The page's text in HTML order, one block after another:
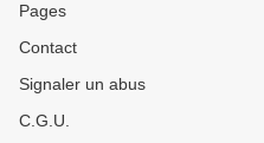
Pages
Contact
Signaler un abus
C.G.U.